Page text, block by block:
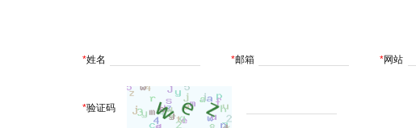
*姓名 *邮箱 *网站
*验证码